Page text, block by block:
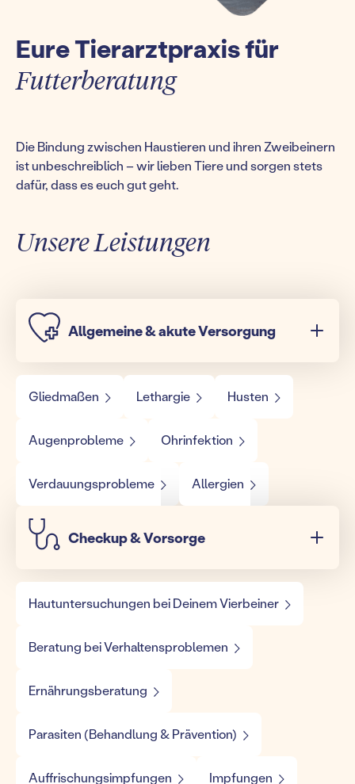
Eure Tierarztpraxis für
Futterberatung
Die Bindung zwischen Haustieren und ihren Zweibeinern
ist unbeschreiblich – wir lieben Tiere und sorgen stets
dafür, dass es euch gut geht.
Unsere Leistungen
Allgemeine & akute Versorgung
Gliedmaßen Lethargie Husten
Augenprobleme Ohrinfektion
Verdauungsprobleme Allergien
Checkup & Vorsorge
Hautuntersuchungen bei Deinem Vierbeiner
Beratung bei Verhaltensproblemen
Ernährungsberatung
Parasiten (Behandlung & Prävention)
Auffrischungsimpfungen Impfungen